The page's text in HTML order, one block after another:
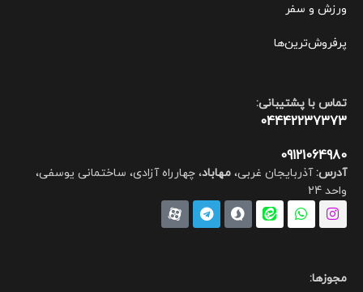
ورزش و سفر
پرفروش‌ترین‌ها
تماس با پشتیبانی:
04442237373
09121064980
آدرس: آذربایجان غربی،مهاباد، چهارراه آزادی، ساختمانی یوسفی،
واحد 24
مجوزها: